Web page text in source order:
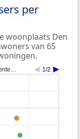
per
woonplaats Den
van 65
1/2